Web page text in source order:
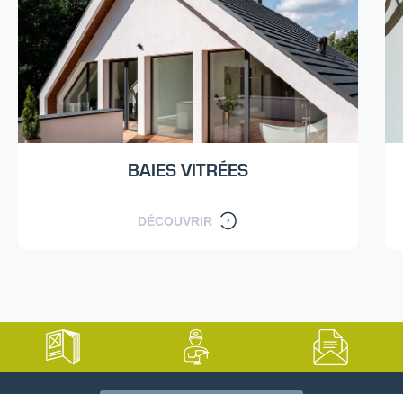
BAIES VITRÉES
DÉCOUVRIR